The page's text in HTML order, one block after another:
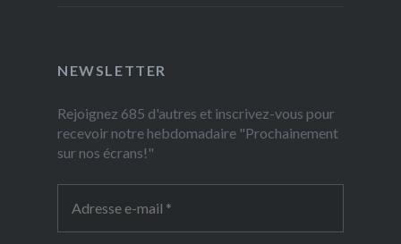
NEWSLETTER
Rejoignez 685 d'autres et inscrivez-vous pour
recevoir notre hebdomadaire "Prochainement
sur nos écrans!"